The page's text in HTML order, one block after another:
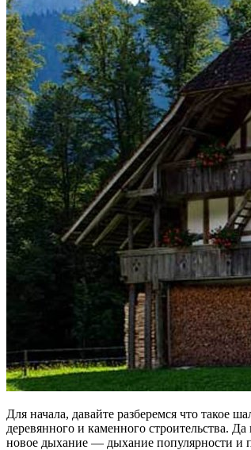
Для начала, давайте разберемся что
деревянного и каменного строительства.
новое дыхание — дыхание популярности и